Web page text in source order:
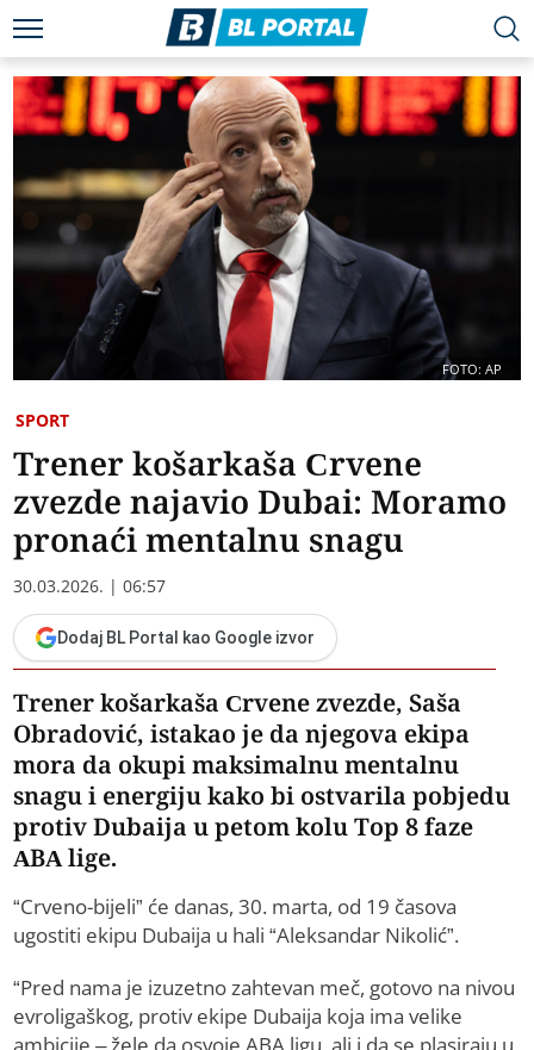
FOTO: AP
SPORT
Trener košarkaša Crvene
zvezde najavio Dubai: Moramo
pronaći mentalnu snagu
30.03.2026. | 06:57
Dodaj BL Portal kao Google izvor
Trener košarkaša Crvene zvezde, Saša
Obradović, istakao je da njegova ekipa
mora da okupi maksimalnu mentalnu
snagu i energiju kako bi ostvarila pobjedu
protiv Dubaija u petom kolu Top 8 faze
ABA lige.
“Crveno-bijeli” će danas, 30. marta, od 19 časova
ugostiti ekipu Dubaija u hali “Aleksandar Nikolić”.
“Pred nama je izuzetno zahtevan meč, gotovo na nivou
evroligaškog, protiv ekipe Dubaija koja ima velike